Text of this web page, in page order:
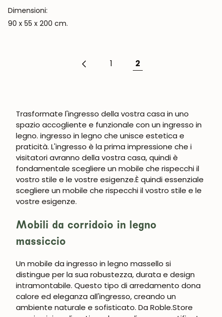
Dimensioni:
90 x 55 x 200 cm.
1 2
Trasformate l'ingresso della vostra casa in uno
spazio accogliente e funzionale con un ingresso in
legno. ingresso in legno che unisce estetica e
praticità. L'ingresso è la prima impressione che i
visitatori avranno della vostra casa, quindi è
fondamentale scegliere un mobile che rispecchi il
vostro stile e le vostre esigenze.È quindi essenziale
scegliere un mobile che rispecchi il vostro stile e le
vostre esigenze.
Mobili da corridoio in legno
massiccio
Un mobile da ingresso in legno massello si
distingue per la sua robustezza, durata e design
intramontabile. Questo tipo di arredamento dona
calore ed eleganza all'ingresso, creando un
ambiente naturale e sofisticato. Da Roble.Store